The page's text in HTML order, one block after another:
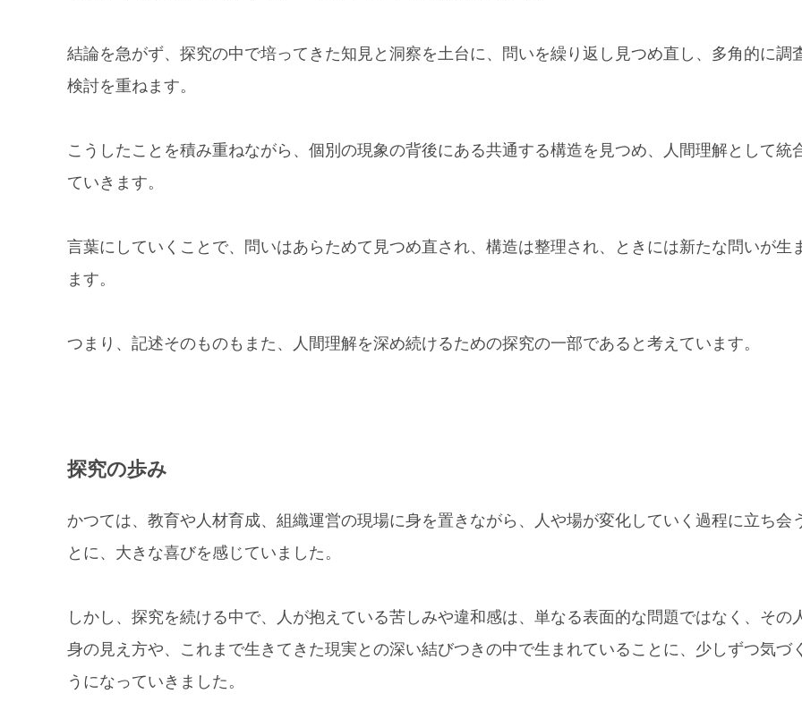
結論を急がず、探究の中で培ってきた知見と洞察を土台に、問いを繰り返し見つめ直し、多角的に調
検討を重ねます。
こうしたことを積み重ねながら、個別の現象の背後にある共通する構造を見つめ、人間理解として統
ていきます。
言葉にしていくことで、問いはあらためて見つめ直され、構造は整理され、ときには新たな問いが生
ます。
つまり、記述そのものもまた、人間理解を深め続けるための探究の一部であると考えています。
探究の歩み
かつては、教育や人材育成、組織運営の現場に身を置きながら、人や場が変化していく過程に立ち会
とに、大きな喜びを感じていました。
しかし、探究を続ける中で、人が抱えている苦しみや違和感は、単なる表面的な問題ではなく、その
身の見え方や、これまで生きてきた現実との深い結びつきの中で生まれていることに、少しずつ気づ
うになっていきました。